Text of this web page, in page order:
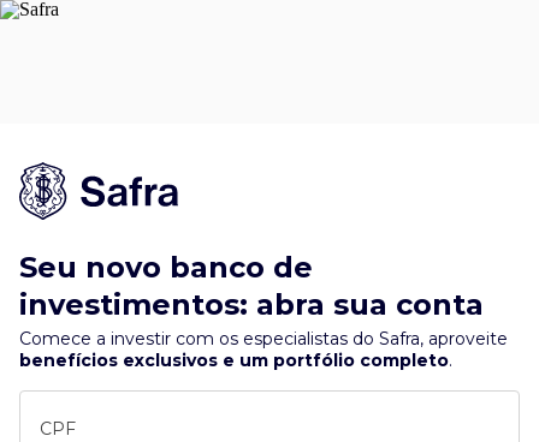
Seu novo banco de
investimentos: abra sua conta
Comece a investir com os especialistas do Safra, aproveite
benefícios exclusivos e um portfólio completo.
CPF